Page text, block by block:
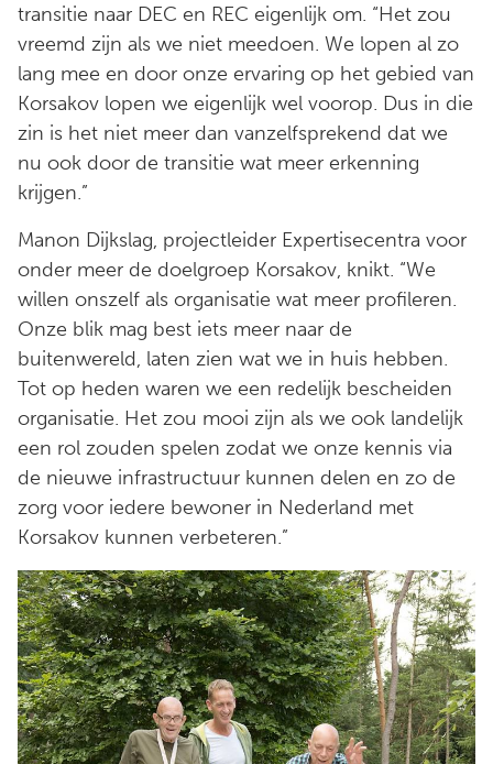
transitie naar DEC en REC eigenlijk om. “Het zou
vreemd zijn als we niet meedoen. We lopen al zo
lang mee en door onze ervaring op het gebied van
Korsakov lopen we eigenlijk wel voorop. Dus in die
zin is het niet meer dan vanzelfsprekend dat we
nu ook door de transitie wat meer erkenning
krijgen.”
Manon Dijkslag, projectleider Expertisecentra voor
onder meer de doelgroep Korsakov, knikt. “We
willen onszelf als organisatie wat meer profileren.
Onze blik mag best iets meer naar de
buitenwereld, laten zien wat we in huis hebben.
Tot op heden waren we een redelijk bescheiden
organisatie. Het zou mooi zijn als we ook landelijk
een rol zouden spelen zodat we onze kennis via
de nieuwe infrastructuur kunnen delen en zo de
zorg voor iedere bewoner in Nederland met
Korsakov kunnen verbeteren.”